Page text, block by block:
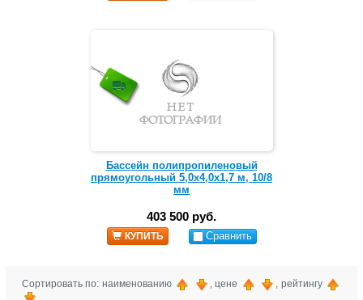
Бассейн полипропиленовый
прямоугольный 5,0х4,0х1,7 м, 10/8
мм
403 500 руб.
КУПИТЬ Сравнить
Сортировать по: наименованию , цене , рейтингу